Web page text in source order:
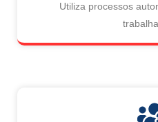
Utiliza processos